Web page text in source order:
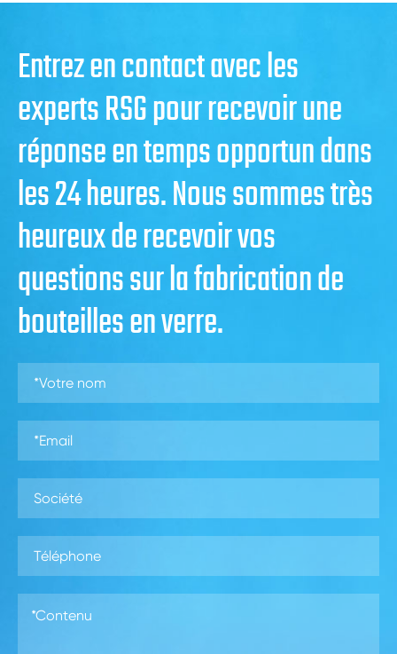
Entrez en contact avec les
experts RSG pour recevoir une
réponse en temps opportun dans
les 24 heures. Nous sommes très
heureux de recevoir vos
questions sur la fabrication de
bouteilles en verre.